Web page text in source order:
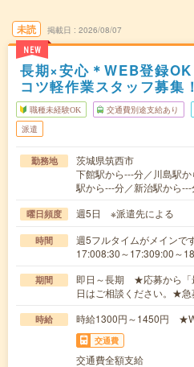
未読
NEW
掲載日 2026/08/07
長期×安心＊WEB登録
コツ軽作業スタッフ募集！
職種未経験OK 交通費別途支給あり
派遣
勤務地
茨城県筑西市
下館駅から---分／川島駅
駅から---分／新治駅から---
曜日頻度 週5日 ※派遣先による
時間
週5フルタイムがメインで
17:008:30～17:309:00～
期間
即日～長期 ★応募から「
日はご相談ください。★急
時給 時給1300円～1450円
交通費
交通費全額支給